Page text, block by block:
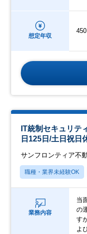
想定年収
IT統制セキュリテ
日125日/土日祝日
サンフロンティア不
職種・業界未経験OK
業務内容
当
の
す
よ